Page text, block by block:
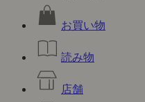
お買い物
読み物
店舗